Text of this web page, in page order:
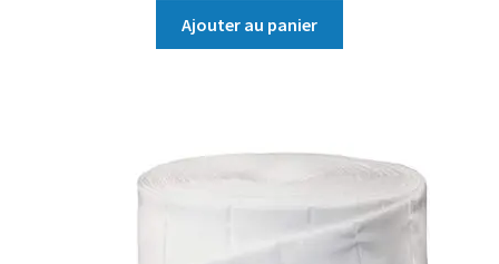
Ajouter au panier